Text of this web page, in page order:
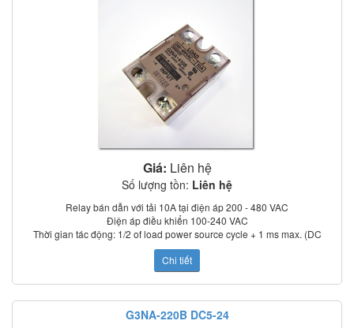
Giá: Liên hệ
Số lượng tồn: Liên hệ
Relay bán dẫn với tải 10A tại điện áp 200 - 480 VAC
Điện áp điều khiển 100-240 VAC
Thời gian tác động: 1/2 of load power source cycle + 1 ms max. (DC
input); 3/2 of load power source cycle + 1 ms max. (AC input)
Dòng rò: 5 mA max. (at 100 VAC); 0 mA max. (at 200 VAC)
Điện trở cách điện: 100 MΩ min. (at 500 VDC)
Nhiệt độ làm việc: –30°C to 80°C
Chỉ thị trạng thái: LED
Có nắp che bảo vệ
Chi tiết
G3NA-220B DC5-24